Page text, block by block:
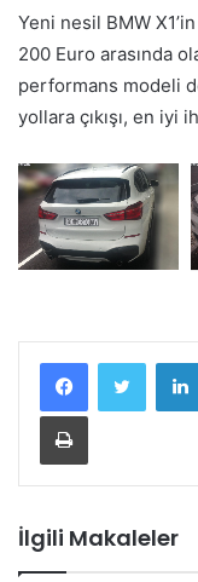
Yeni nesil BMW
200 Euro arasında
performans modeli
yollara çıkışı, en iyi
İlgili Makaleler